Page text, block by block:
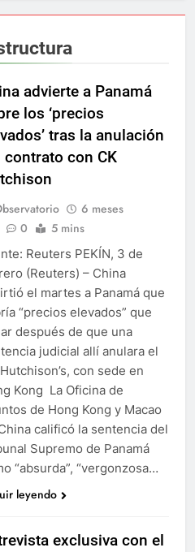
advierte a Panamá
los ‘precios
tras la anulación
contrato con CK
6 meses
0 5 mins
Reuters PEKÍN, 3 de
(Reuters) – China
el martes a Panamá que
“precios elevados” que
después de que una
judicial allí anulara el
con sede en
Kong La Oficina de
de Hong Kong y Macao
calificó la sentencia del
Supremo de Panamá
“absurda”, “vergonzosa…
leyendo
exclusiva con el